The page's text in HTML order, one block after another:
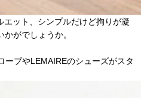
ット、シンプルだけど拘りが凝
がでしょうか。
ーブやLEMAIREのシューズがスタ